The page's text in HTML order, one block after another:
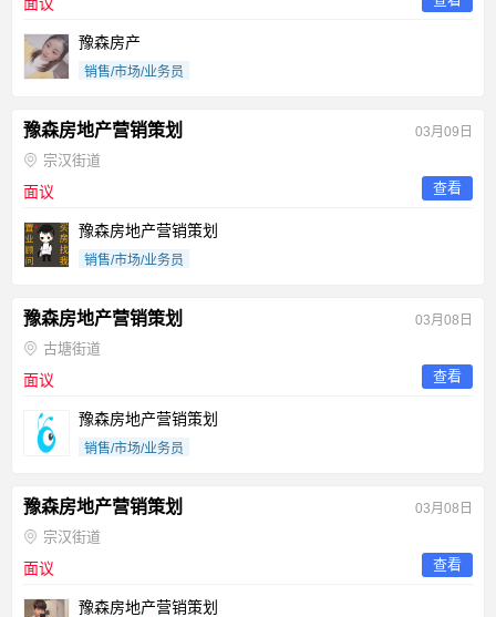
豫森房产
销售/市场/业务员
豫森房地产营销策划 03月09日
宗汉街道
面议 查看
豫森房地产营销策划
销售/市场/业务员
豫森房地产营销策划 03月08日
古塘街道
面议 查看
豫森房地产营销策划
销售/市场/业务员
豫森房地产营销策划 03月08日
宗汉街道
面议 查看
豫森房地产营销策划